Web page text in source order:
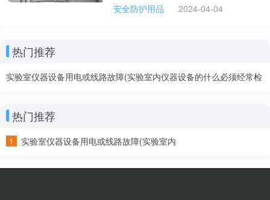
障。同时，要考虑如何预防类似故障的再次发生，比如进
行定期维护、检查和更新设备等。
保设备正常工作，并符合安全标准。
总的来说，实验室电气故障的处理需要谨慎和迅速。
安全防护用品 2024-04-04
热门推荐
实验室仪器设备用电或线路故障(实验室内仪器设备的什么必须经常检
热门推荐
实验室仪器设备用电或线路故障(实验室内